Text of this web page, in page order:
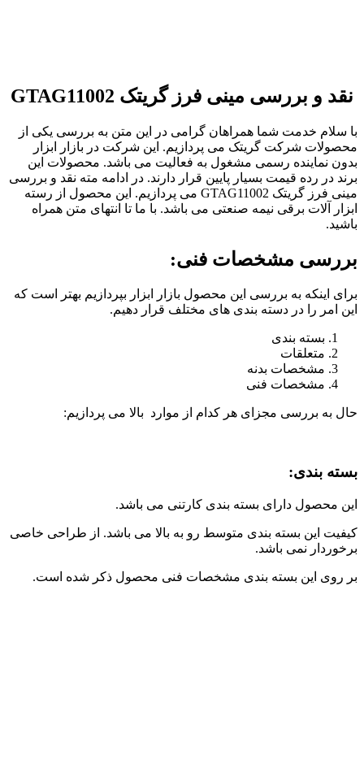
نقد و بررسی مینی فرز گریتک GTAG11002
با سلام خدمت شما همراهان گرامی در این متن به بررسی یکی از
محصولات شرکت گریتک می پردازیم. این شرکت در بازار ابزار
بدون نماینده رسمی مشغول به فعالیت می باشد. محصولات این
برند در رده قیمت بسیار پایین قرار دارند. در ادامه مته نقد و بررسی
مینی فرز گریتک GTAG11002 می پردازیم. این محصول از رسته
ابزار آلات برقی نیمه صنعتی می باشد. با ما تا انتهای متن همراه
باشید.
بررسی مشخصات فنی:
برای اینکه به بررسی این محصول بازار ابزار بپردازیم بهتر است که
این امر را در دسته بندی های مختلف قرار دهیم.
بسته بندی
متعلقات
مشخصات بدنه
مشخصات فنی
حال به بررسی مجزای هر کدام از موارد بالا می پردازیم:
بسته بندی:
این محصول دارای بسته بندی کارتنی می باشد.
کیفیت این بسته بندی متوسط رو به بالا می باشد. از طراحی خاصی
برخوردار نمی باشد.
بر روی این بسته بندی مشخصات فنی محصول ذکر شده است.